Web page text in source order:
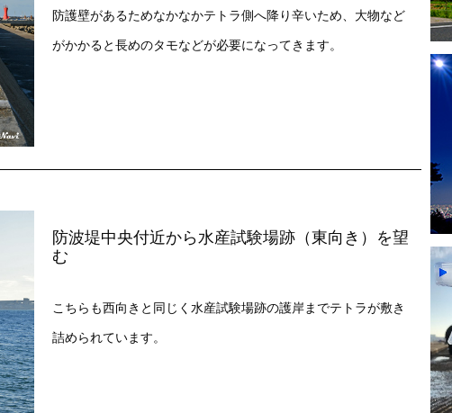
防護壁があるためなかなかテトラ側へ降り辛いため、大物など
がかかると長めのタモなどが必要になってきます。
防波堤中央付近から水産試験場跡（東向き）を望
む
こちらも西向きと同じく水産試験場跡の護岸までテトラが敷き
詰められています。